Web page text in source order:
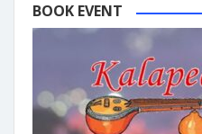
BOOK EVENT